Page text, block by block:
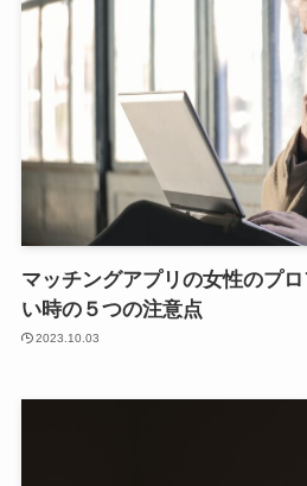
マッチングアプリの女性のプ
い時の５つの注意点
2023.10.03